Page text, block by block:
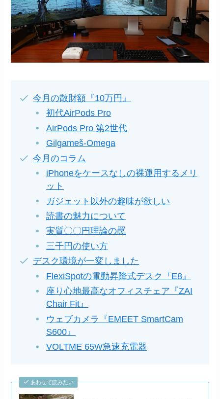
今月の散財額『10万円』
初代AirPods Pro
AirPods Pro 第2世代
Gilgameš-Omega
今月のコラム
iPhoneをケースなしの裸運用するメリ
ット
ガジェット以外の趣味が欲しい
読書の魅力について
実質〇〇円理論の罠
三千円の使い方
デスク環境が一変しました
FlexiSpotの電動昇降式デスク『E8』
座り心地最高なオフィスチェア『ZAI
Chair Fit』
ウェブカメラ『EMEET SmartCam
S600』
VOLTME 65W急速充電器
あわせて読みたい